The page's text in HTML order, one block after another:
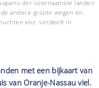
der voornaamste landen
andere groote wegen en
enz. verdeelt in
met een bijkaart van
van Oranje-Nassau viel.